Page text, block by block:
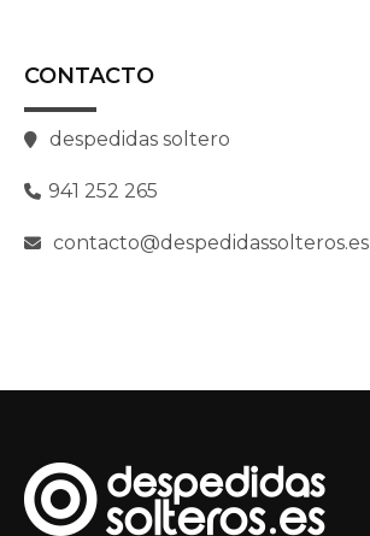
CONTACTO
despedidas soltero
941 252 265
contacto@despedidassolteros.es